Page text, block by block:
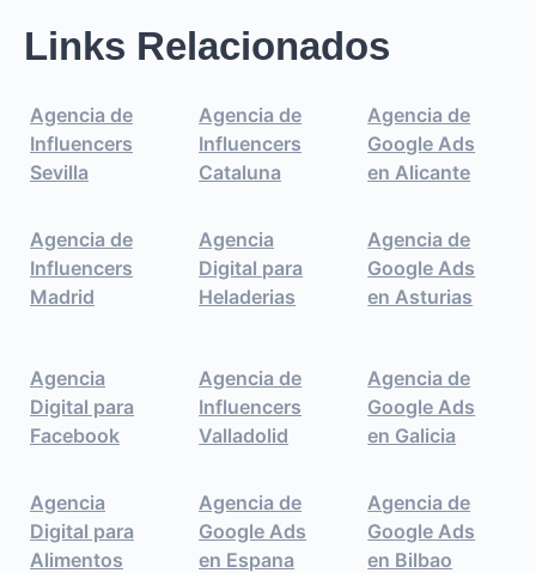
Links Relacionados
Agencia de
Influencers
Sevilla
Agencia de
Influencers
Cataluna
Agencia de
Google Ads
en Alicante
Agencia de
Influencers
Madrid
Agencia
Digital para
Heladerias
Agencia de
Google Ads
en Asturias
Agencia
Digital para
Facebook
Agencia de
Influencers
Valladolid
Agencia de
Google Ads
en Galicia
Agencia
Digital para
Alimentos
Agencia de
Google Ads
en Espana
Agencia de
Google Ads
en Bilbao